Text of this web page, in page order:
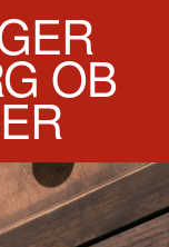
OB